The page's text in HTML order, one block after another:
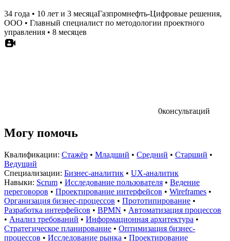
34 года • 10 лет и 3 месяцаГазпромнефть-Цифровые решения,
ООО • Главный специалист по методологии проектного
управления • 8 месяцев
0консультаций
Могу помочь
Квалификации: Стажёр • Младший • Средний • Старший •
Ведущий
Специализации: Бизнес-аналитик • UX-аналитик
Навыки: Scrum • Исследование пользователя • Ведение
переговоров • Проектирование интерфейсов • Wireframes •
Организация бизнес-процессов • Прототипирование •
Разработка интерфейсов • BPMN • Автоматизация процессов
• Анализ требований • Информационная архитектура •
Стратегическое планирование • Оптимизация бизнес-
процессов • Исследование рынка • Проектирование